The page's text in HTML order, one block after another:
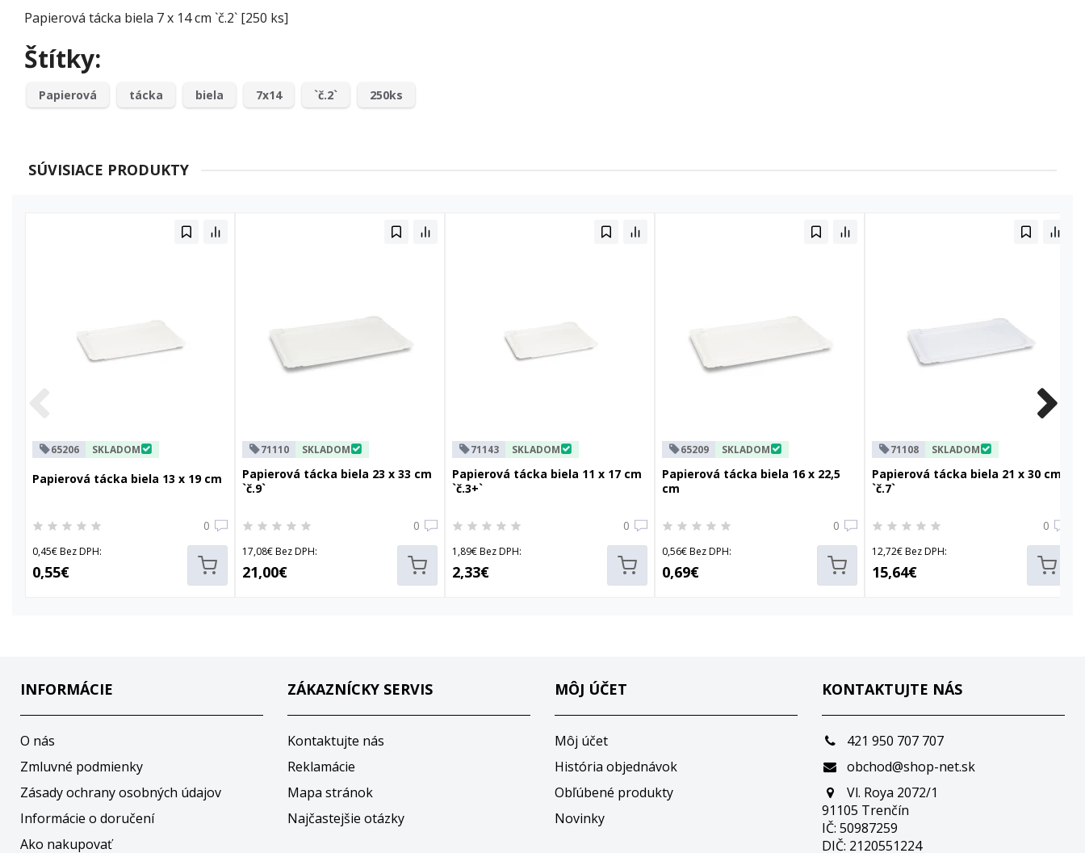
Papierová tácka biela 7 x 14 cm `č.2` [250 ks]
Štítky:
Papierová tácka biela 7x14 `č.2` 250ks
SÚVISIACE PRODUKTY
65206 SKLADOM
Papierová tácka biela 13 x 19 cm
0
0,45€ Bez DPH:
0,55€
71110 SKLADOM
Papierová tácka biela 23 x 33 cm
`č.9`
0
17,08€ Bez DPH:
21,00€
71143 SKLADOM
Papierová tácka biela 11 x 17 cm
`č.3+`
0
1,89€ Bez DPH:
2,33€
65209 SKLADOM
Papierová tácka biela 16 x 22,5
cm
0
0,56€ Bez DPH:
0,69€
71108 SKLADOM
Papierová tácka biela 21 x 30 cm
`č.7`
0
12,72€ Bez DPH:
15,64€
INFORMÁCIE
O nás
Zmluvné podmienky
Zásady ochrany osobných údajov
Informácie o doručení
Ako nakupovať
ZÁKAZNÍCKY SERVIS
Kontaktujte nás
Reklamácie
Mapa stránok
Najčastejšie otázky
MÔJ ÚČET
Môj účet
História objednávok
Obľúbené produkty
Novinky
KONTAKTUJTE NÁS
421 950 707 707
obchod@shop-net.sk
Vl. Roya 2072/1
91105 Trenčín
IČ: 50987259
DIČ: 2120551224